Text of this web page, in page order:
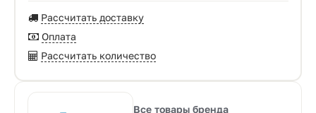
Рассчитать доставку
Оплата
Рассчитать количество
Все товары бренда